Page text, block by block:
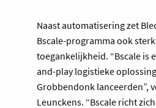
Naast automatisering zet
Bscale-programma ook
toegankelijkheid. “Bscale is
and-play logistieke
Grobbendonk lanceerden”,
Leunckens. “Bscale richt